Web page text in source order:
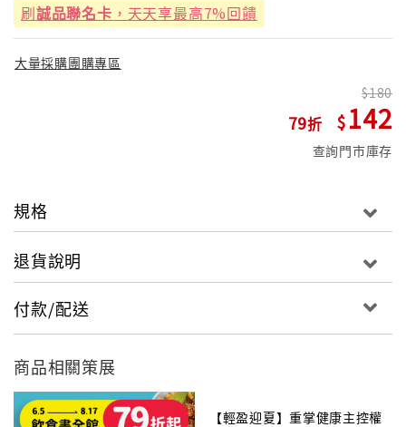
刷誠品聯名卡 ，天天享最高7%回饋
大量採購團購專區
79
180
142
查詢門市庫存
規格
退貨說明
付款/配送
商品相關策展
【輕盈迎夏】重掌健康主控權